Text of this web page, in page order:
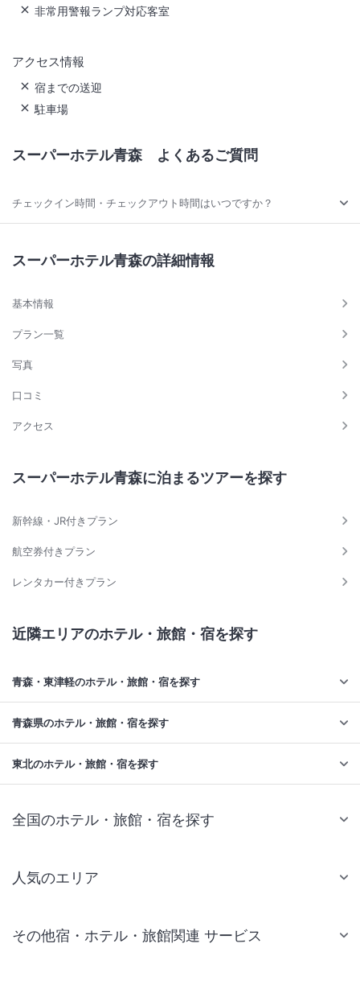
非常用警報ランプ対応客室
アクセス情報
宿までの送迎
駐車場
スーパーホテル青森 よくあるご質問
チェックイン時間・チェックアウト時間はいつですか？
スーパーホテル青森の詳細情報
基本情報
プラン一覧
写真
口コミ
アクセス
スーパーホテル青森に泊まるツアーを探す
新幹線・JR付きプラン
航空券付きプラン
レンタカー付きプラン
近隣エリアのホテル・旅館・宿を探す
青森・東津軽のホテル・旅館・宿を探す
青森県のホテル・旅館・宿を探す
東北のホテル・旅館・宿を探す
全国のホテル・旅館・宿を探す
人気のエリア
仙台 ホテル
その他宿・ホテル・旅館関連 サービス